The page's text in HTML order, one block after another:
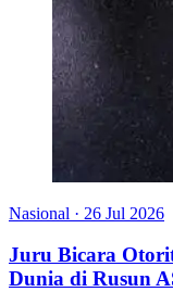
Nasional · 26 Jul 2026
Juru Bicara
Dunia di Rusun